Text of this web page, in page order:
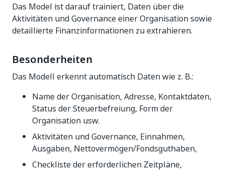
Das Model ist darauf trainiert, Daten über die
Aktivitäten und Governance einer Organisation sowie
detaillierte Finanzinformationen zu extrahieren.
Besonderheiten
Das Modell erkennt automatisch Daten wie z. B.:
Name der Organisation, Adresse, Kontaktdaten,
Status der Steuerbefreiung, Form der
Organisation usw.
Aktivitäten und Governance, Einnahmen,
Ausgaben, Nettovermögen/Fondsguthaben,
Checkliste der erforderlichen Zeitpläne,